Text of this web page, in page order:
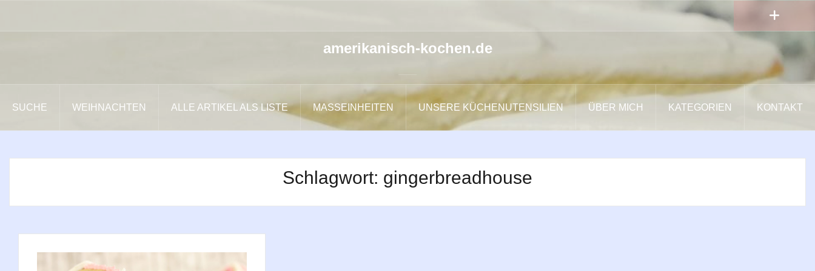
springen
amerikanisch-kochen.de
SUCHE WEIHNACHTEN ALLE ARTIKEL ALS LISTE MASSEINHEITEN UNSERE KÜCHENUTENSILIEN ÜBER MICH KATEGORIEN KONTAKT
Schlagwort: gingerbreadhouse